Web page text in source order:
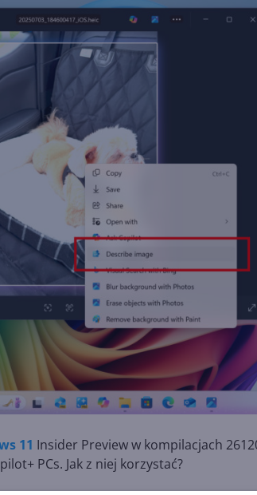
11 Insider Preview w kompilacjach
PCs. Jak z niej korzystać?